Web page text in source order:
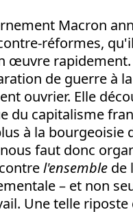
Macron
réformes,
œuvre
de guerre à
ouvrier. Elle
du capitalisme
à la bourgeoisie
faut donc
l'ensemble de
– et non
Une telle riposte